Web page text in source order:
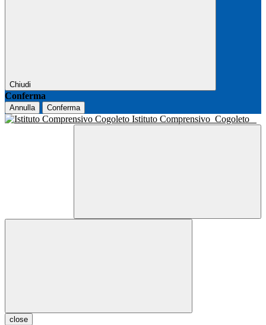
Chiudi
Conferma
Annulla Conferma
Istituto Comprensivo Cogoleto
close